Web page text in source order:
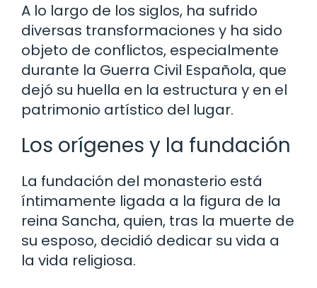
A lo largo de los siglos, ha sufrido
diversas transformaciones y ha sido
objeto de conflictos, especialmente
durante la Guerra Civil Española, que
dejó su huella en la estructura y en el
patrimonio artístico del lugar.
Los orígenes y la fundación
La fundación del monasterio está
íntimamente ligada a la figura de la
reina Sancha, quien, tras la muerte de
su esposo, decidió dedicar su vida a
la vida religiosa.